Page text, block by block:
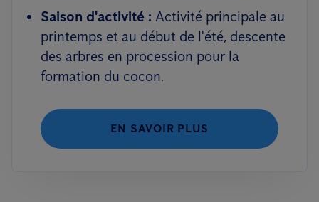
Saison d'activité : Activité principale au
printemps et au début de l'été, descente
des arbres en procession pour la
formation du cocon.
EN SAVOIR PLUS